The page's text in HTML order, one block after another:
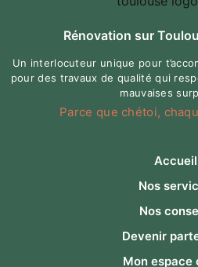
Rénovation sur
Un interlocuteur unique pour
pour des travaux de qualité qui
mauvaises
Parce que chétoi,
Accueil
Nos
Nos
Devenir
Mon espace